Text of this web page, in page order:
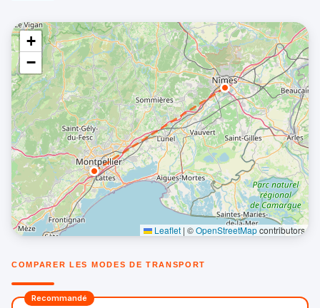
+
−
Leaflet | ©OpenStreetMapcontributors
COMPARER LES MODES DE TRANSPORT
Recommandé